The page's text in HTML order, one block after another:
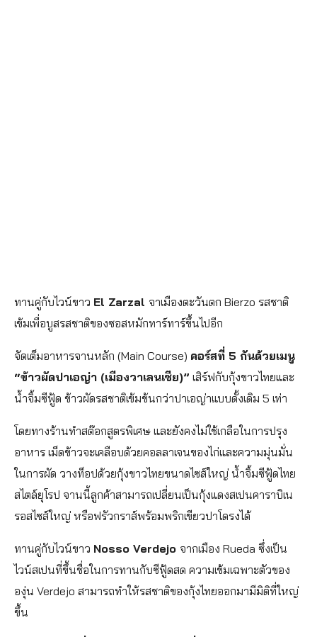
ทานคู่กับไวน์ขาว El Zarzal จาเมืองตะวันตก Bierzo รสชาติ
เข้มเพื่อบูสรสชาติของซอสหมักทาร์ทาร์ขึ้นไปอีก
จัดเต็มอาหารจานหลัก (Main Course) คอร์สที่ 5 กันด้วยเมนู
“ข้าวผัดปาเอญ่า (เมืองวาเลนเซีย)” เสิร์ฟกับกุ้งขาวไทยและ
น้ำจิ้มซีฟู้ด ข้าวผัดรสชาติเข้มข้นกว่าปาเอญ่าแบบดั้งเดิม 5 เท่า
โดยทางร้านทำสต๊อกสูตรพิเศษ และยังคงไม่ใช้เกลือในการปรุง
อาหาร เม็ดข้าวจะเคลือบด้วยคอลลาเจนของไก่และความมุ่นมั่น
ในการผัด วางท็อปด้วยกุ้งขาวไทยขนาดไซส์ใหญ่ น้ำจิ้มซีฟู้ดไทย
สไตล์ยุโรป จานนี้ลูกค้าสามารถเปลี่ยนเป็นกุ้งแดงสเปนคาราบิเน
รอสไซส์ใหญ่ หรือฟรัวกราส์พร้อมพริกเขียวปาโดรงได้
ทานคู่กับไวน์ขาว Nosso Verdejo จากเมือง Rueda ซึ่งเป็น
ไวน์สเปนที่ขึ้นชื่อในการทานกับซีฟู้ดสด ความเข้มเฉพาะตัวของ
องุ่น Verdejo สามารถทำให้รสชาติของกุ้งไทยออกมามีมิติที่ใหญ่
ขึ้น